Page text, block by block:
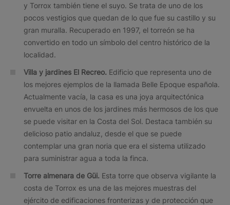
y Torrox también tiene el suyo. Se trata de uno de los
pocos vestigios que quedan de lo que fue su castillo y su
gran muralla. Recuperado en 1997, el torreón se ha
convertido en todo un símbolo del centro histórico de la
localidad.
Villa y jardines El Recreo. Edificio que representa uno de
los mejores ejemplos de la llamada Belle Epoque española.
Actualmente vacía, la casa es una joya arquitectónica
envuelta en unos de los jardines más hermosos de los que
se puede visitar en la Costa del Sol. Destaca también su
delicioso patio andaluz, desde el que se puede
contemplar una gran noria que era el sistema utilizado
para suministrar agua a toda la finca.
Torre almenara de Güi. Esta torre que observa vigilante la
costa de Torrox es una de las mejores muestras del
ejército de edificaciones fronterizas y de protección que